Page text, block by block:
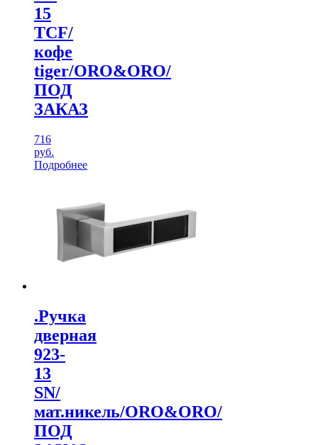
15
TCF/
кофе
tiger/ORO&ORO/
ПОД
ЗАКАЗ
716
руб.
Подробнее
.Ручка
дверная
923-
13
SN/
мат.никель/ORO&ORO/
ПОД